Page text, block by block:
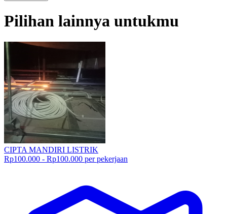
Pilihan lainnya untukmu
CIPTA MANDIRI LISTRIK
Rp100.000 - Rp100.000 per pekerjaan